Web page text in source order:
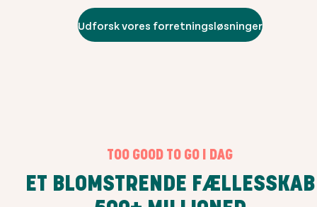
Udforsk vores forretningsløsninger
TOO GOOD TO GO I DAG
ET BLOMSTRENDE FÆLLESSKAB